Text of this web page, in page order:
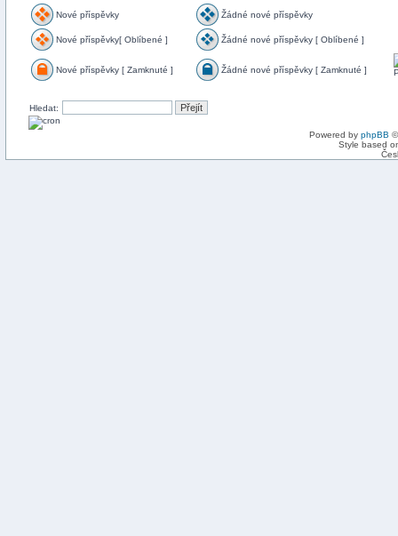
Nové příspěvky Žádné nové příspěvky
Nové příspěvky[ Oblíbené ] Žádné nové příspěvky [ Oblíbené ]
Nové příspěvky [ Zamknuté ] Žádné nové příspěvky [ Zamknuté ]
Hledat:
Powered by phpBB
Style based